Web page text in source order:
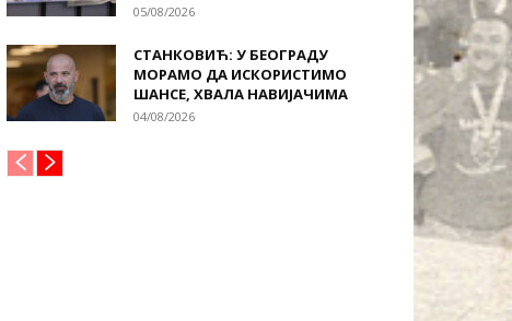
05/08/2026
СТАНКОВИЋ: У БЕОГРАДУ
МОРАМО ДА ИСКОРИСТИМО
ШАНСЕ, ХВАЛА НАВИЈАЧИМА
04/08/2026